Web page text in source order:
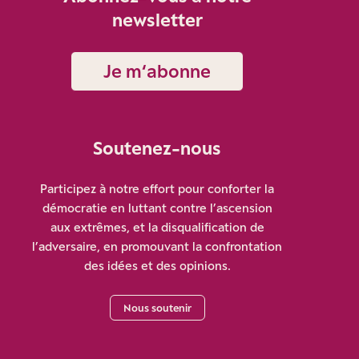
newsletter
Je m‘abonne
Soutenez-nous
Participez à notre effort pour conforter la
démocratie en luttant contre l’ascension
aux extrêmes, et la disqualification de
l’adversaire, en promouvant la confrontation
des idées et des opinions.
Nous soutenir